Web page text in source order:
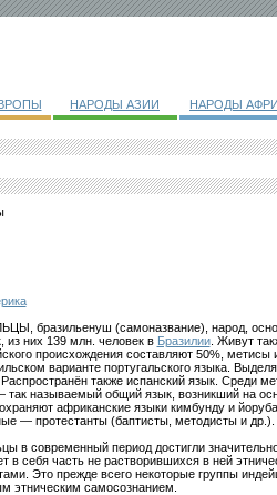
НАРОДЫ АЗИИ НАРОДЫ
бразильенуш (самоназвание), народ,
из них 139 млн. человек в Бразилии. Живут
происхождения составляют 50%,
варианте португальского языка.
также испанский язык. Среди
так называемый общий язык, возникший на
африканские языки кимбунду и
— протестанты (баптисты, методисты и др.).
в современный период достигли
в себя часть не растворившихся в ней
Это прежде всего некоторые группы
этническим самосознанием.